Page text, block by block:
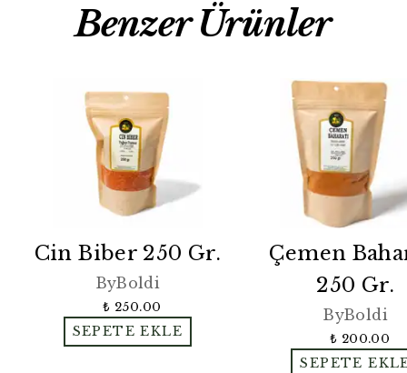
Benzer Ürünler
Cin Biber 250 Gr.
ByBoldi
₺ 250.00
SEPETE EKLE
Çemen
250 Gr.
ByBoldi
₺ 200.00
SEPETE